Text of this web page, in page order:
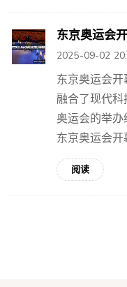
东京奥运会
2025-09-02
东京奥运会
融合了现代
奥运会的举
东京奥运会
阅读